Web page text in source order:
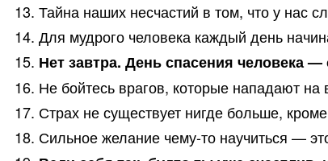
Тайна наших несчастий в том, что у нас
Для мудрого человека каждый день
Нет завтра. День спасения человека —
Не бойтесь врагов, которые нападают на
Страх не существует нигде больше,
Сильное желание чему-то научиться —